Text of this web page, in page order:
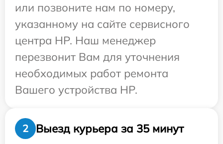
или позвоните нам по номеру,
указанному на сайте сервисного
центра HP. Наш менеджер
перезвонит Вам для уточнения
необходимых работ ремонта
Вашего устройства HP.
2
Выезд курьера за 35 минут